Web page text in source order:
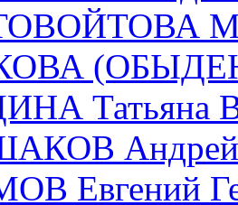
Татьяна
Андрей
Евгений